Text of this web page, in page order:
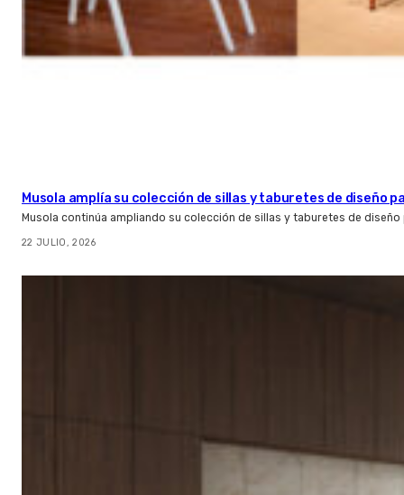
Musola amplía su colección de sillas y taburetes de diseño
Musola continúa ampliando su colección de sillas y taburetes de
22 JULIO, 2026